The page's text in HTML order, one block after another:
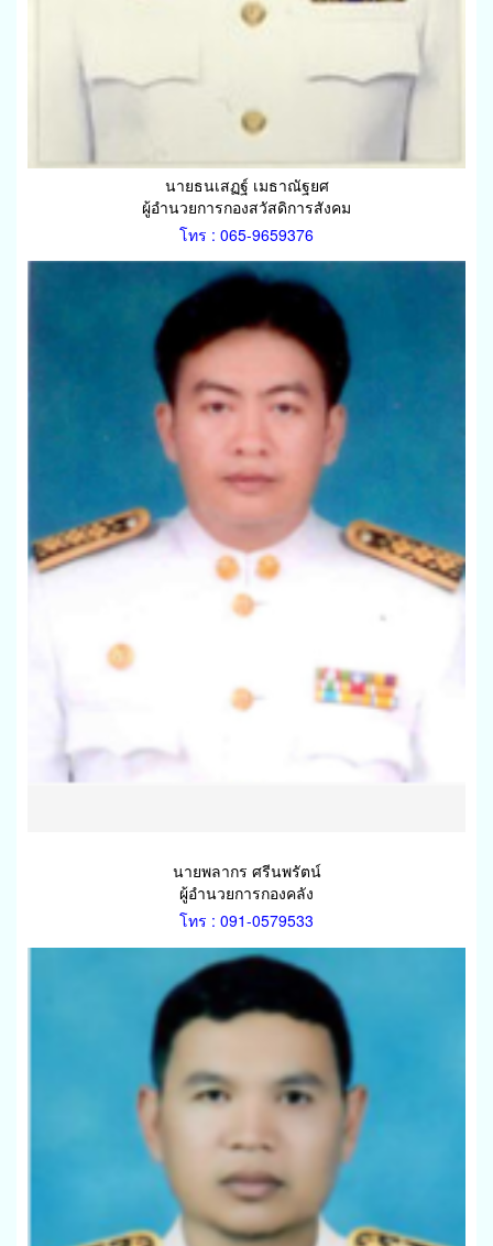
นายธนเสฏฐ์ เมธาณัฐยศ
ผู้อำนวยการกองสวัสดิการสังคม
โทร : 065-9659376
นายพลากร ศรีนพรัตน์
ผู้อำนวยการกองคลัง
โทร : 091-0579533